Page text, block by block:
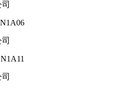
N1A06
N1A11